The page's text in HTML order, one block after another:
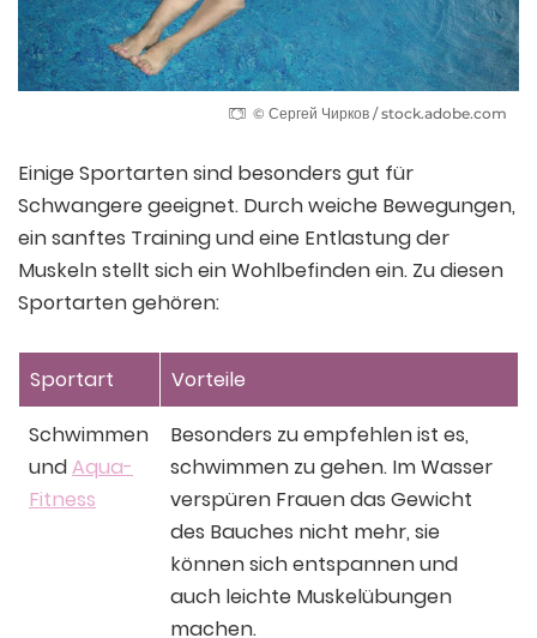
© Сергей Чирков / stock.adobe.com
Einige Sportarten sind besonders gut für
Schwangere geeignet. Durch weiche Bewegungen,
ein sanftes Training und eine Entlastung der
Muskeln stellt sich ein Wohlbefinden ein. Zu diesen
Sportarten gehören:
Sportart
Vorteile
Schwimmen
undAqua-
Fitness
Besonders zu empfehlen ist es,
schwimmen zu gehen. Im Wasser
verspüren Frauen das Gewicht
des Bauches nicht mehr, sie
können sich entspannen und
auch leichte Muskelübungen
machen.